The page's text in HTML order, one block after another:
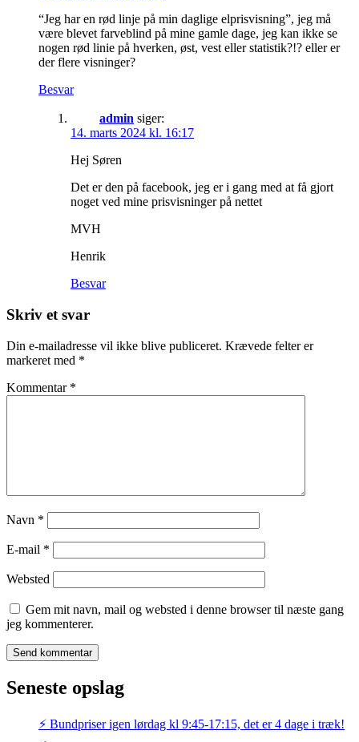
“Jeg har en rød linje på min daglige elprisvisning”, jeg må
være blevet farveblind på mine gamle dage, jeg kan ikke se
nogen rød linie på hverken, øst, vest eller statistik?!? eller er
der flere visninger?
Besvar
admin siger:
14. marts 2024 kl. 16:17
Hej Søren
Det er den på facebook, jeg er i gang med at få gjort
noget ved mine prisvisninger på nettet
MVH
Henrik
Besvar
Skriv et svar
Din e-mailadresse vil ikke blive publiceret. Krævede felter er
markeret med *
Kommentar *
Navn *
E-mail *
Websted
Gem mit navn, mail og websted i denne browser til næste gang
jeg kommenterer.
Seneste opslag
⚡️ Bundpriser igen lørdag kl 9:45-17:15, det er 4 dage i træk!